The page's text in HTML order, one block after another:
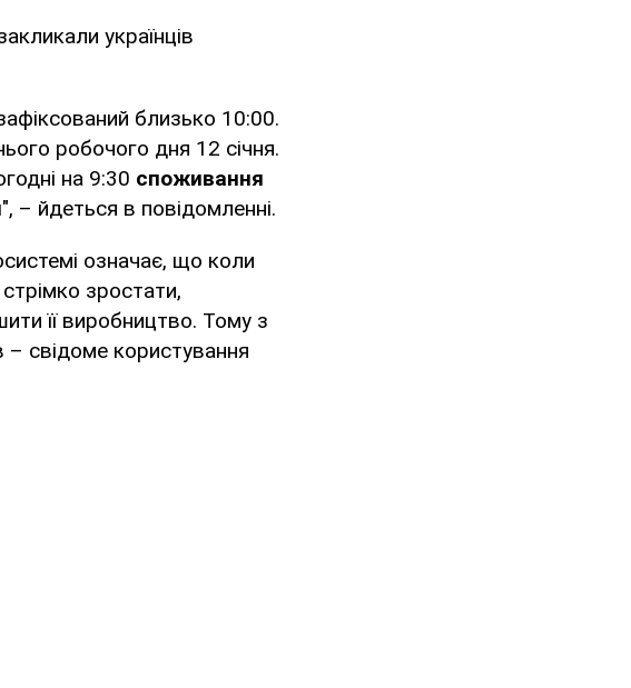
українців
близько 10:00.
робочого дня 12 січня.
на 9:30 споживання
", – йдеться в повідомленні.
означає, що коли
зростати,
її виробництво. Тому з
свідоме користування